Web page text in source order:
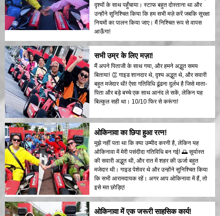
दृश्यों के साथ पहुँचाया। स्टाफ बहुत दोस्ताना था और
उन्होंने सुनिश्चित किया कि हम सभी मज़े करें जबकि सुरक्षा
नियमों का पालन किया जाए। मैं निश्चित रूप से वापस
आऊँगा!
सभी उम्र के लिए मज़ा!
मैं अपने पिताजी के साथ गया, और हमने अद्भुत समय
बिताया! 👏 गाइड शानदार थे, दृश्य अद्भुत थे, और सवारी
बहुत मजेदार थी! ऐसा गतिविधि ढूंढना दुर्लभ है जिसे माता-
पिता और बड़े बच्चे एक साथ आनंद ले सकें, लेकिन यह
बिल्कुल सही था। 10/10 फिर से करूंगा!
ओकिनावा का छिपा हुआ रत्न!
मुझे नहीं पता था कि क्या उम्मीद करनी है, लेकिन यह
ओकिनावा में मेरी पसंदीदा गतिविधि बन गई! 🌅 सूर्यास्त
की सवारी अद्भुत थी, और रात में शहर की ऊर्जा बहुत
मजेदार थी। गाइड पेशेवर थे और उन्होंने सुनिश्चित किया
कि सभी आरामदायक रहें। अगर आप ओकिनावा में हैं, तो
इसे मत छोड़िए!
ओकिनावा में एक जरूरी साहसिक कार्य!